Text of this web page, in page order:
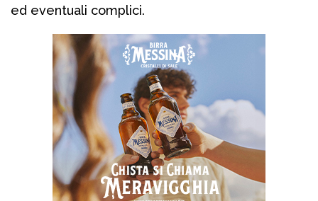
ed eventuali complici.